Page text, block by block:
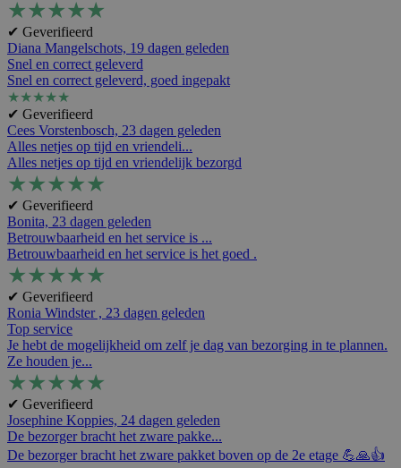
★★★★★
✔ Geverifieerd
Diana Mangelschots, 19 dagen geleden
Snel en correct geleverd
Snel en correct geleverd, goed ingepakt
★★★★★
✔ Geverifieerd
Cees Vorstenbosch, 23 dagen geleden
Alles netjes op tijd en vriendeli...
Alles netjes op tijd en vriendelijk bezorgd
★★★★★
✔ Geverifieerd
Bonita, 23 dagen geleden
Betrouwbaarheid en het service is ...
Betrouwbaarheid en het service is het goed .
★★★★★
✔ Geverifieerd
Ronia Windster , 23 dagen geleden
Top service
Je hebt de mogelijkheid om zelf je dag van bezorging in te plannen.
Ze houden je...
★★★★★
✔ Geverifieerd
Josephine Koppies, 24 dagen geleden
De bezorger bracht het zware pakke...
De bezorger bracht het zware pakket boven op de 2e etage 💪🙏👍